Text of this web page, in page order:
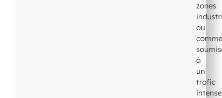
zones
ou
à
un
trafic